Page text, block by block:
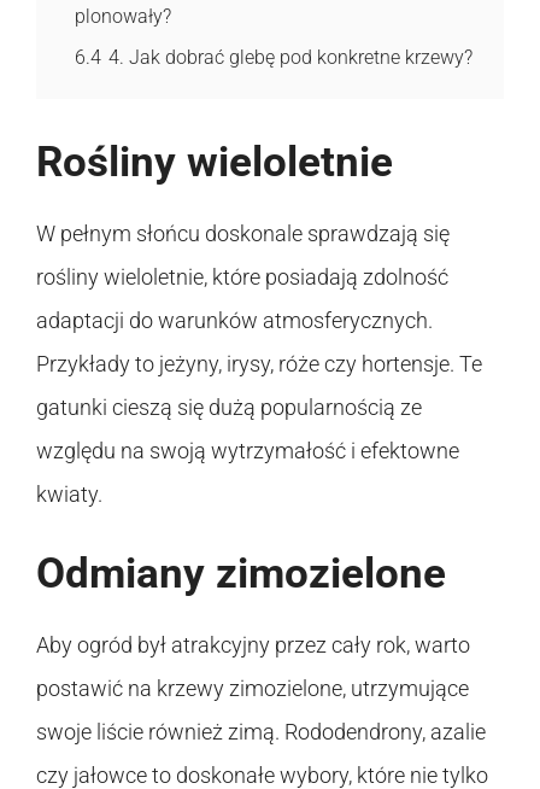
plonowały?
6.4 4. Jak dobrać glebę pod konkretne krzewy?
Rośliny wieloletnie
W pełnym słońcu doskonale sprawdzają się
rośliny wieloletnie, które posiadają zdolność
adaptacji do warunków atmosferycznych.
Przykłady to jeżyny, irysy, róże czy hortensje. Te
gatunki cieszą się dużą popularnością ze
względu na swoją wytrzymałość i efektowne
kwiaty.
Odmiany zimozielone
Aby ogród był atrakcyjny przez cały rok, warto
postawić na krzewy zimozielone, utrzymujące
swoje liście również zimą. Rododendrony, azalie
czy jałowce to doskonałe wybory, które nie tylko